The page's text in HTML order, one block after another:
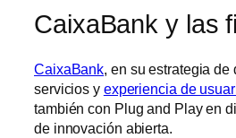
CaixaBank y las
CaixaBank, en su estrategia
servicios y experiencia de
también con Plug and Play en
de innovación abierta.